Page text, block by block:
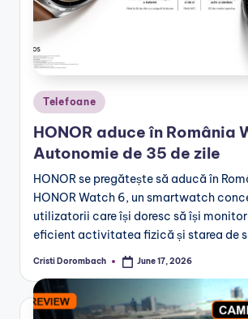
Posted
in
Telefoane
HONOR aduce în România
Autonomie de 35 de zile
HONOR se pregătește să aducă în
HONOR Watch 6, un smartwatch
utilizatorii care își doresc să își
eficient activitatea fizică și starea de
Posted
Cristi Dorombach June 17, 2026